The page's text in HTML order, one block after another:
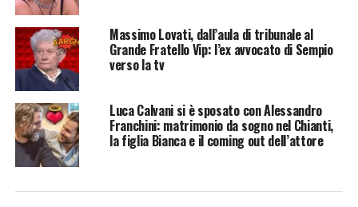
Massimo Lovati, dall’aula di tribunale al
Grande Fratello Vip: l’ex avvocato di Sempio
verso la tv
Luca Calvani si è sposato con Alessandro
Franchini: matrimonio da sogno nel Chianti,
la figlia Bianca e il coming out dell’attore